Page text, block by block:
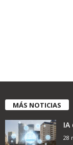
MÁS NOTICIAS
IA
28